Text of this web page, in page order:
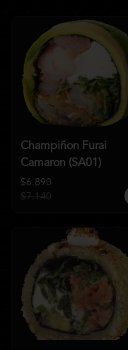
Champiñon Furai
Camaron (SA01)
$6.890
$7.140